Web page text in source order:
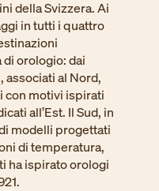
della Svizzera. Ai
in tutti i quattro
orologio: dai
al Nord,
con motivi ispirati
all’Est. Il Sud, in
modelli progettati
di temperatura,
ha ispirato orologi